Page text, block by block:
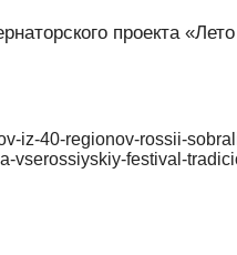
проекта
iz-40-regionov-rossii-
vserossiyskiy-festival-